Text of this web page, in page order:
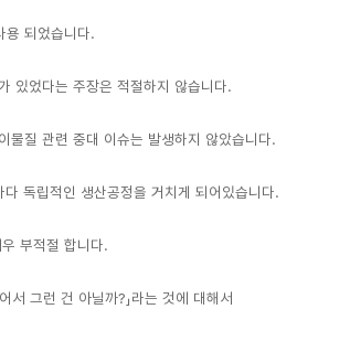
되었습니다.
있었다는 주장은 적절하지 않습니다.
물질 관련 중대 이슈는 발생하지 않았습니다.
독립적인 생산공정을 거치게 되어있습니다.
부적절 합니다.
서 그런 건 아닐까?」라는 것에 대해서